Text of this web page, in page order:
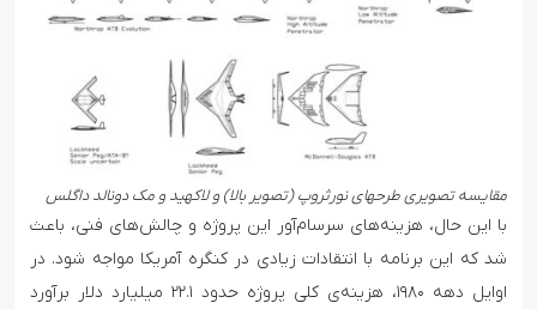
مقایسه تصویری طرحهای نورثروپ (تصویر بالا) و لاکهید و مک دونالد داگلس
با این حال، هزینه‌های سرسام‌آور این پروژه و چالش‌های فنی، باعث
شد که این برنامه با انتقادات زیادی در کنگره آمریکا مواجه شود. در
اوایل دهه ۱۹۸۰، هزینه‌ی کلی پروژه حدود ۲۲.۱ میلیارد دلار برآورد